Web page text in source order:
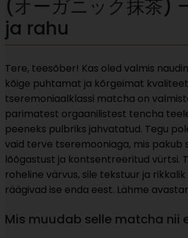
(オーガニック抹茶)
ja rahu
Tere, teesõber! Kas oled valmis
kõige puhtamat ja kõrgeimat
tseremoniaalklassi matcha on
parimatest orgaanilistest tencha
peeneks pulbriks jahvatatud. Tegu
vaid terve tseremooniaga, mis pakub
lõõgastust ja kontsentreeritud vürtsi.
roheline värvus, sile tekstuur ja
räägivad ise enda eest. Lähme
Mis muudab selle matcha nii